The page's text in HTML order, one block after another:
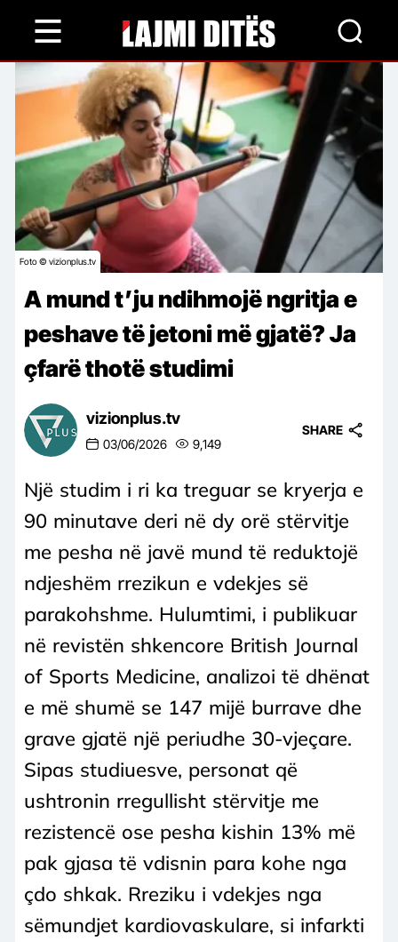
content
Foto © vizionplus.tv
A mund t’ju ndihmojë ngritja e
peshave të jetoni më gjatë? Ja
çfarë thotë studimi
vizionplus.tv
03/06/2026 9,149
SHARE
Një studim i ri ka treguar se kryerja e
90 minutave deri në dy orë stërvitje
me pesha në javë mund të reduktojë
ndjeshëm rrezikun e vdekjes së
parakohshme. Hulumtimi, i publikuar
në revistën shkencore British Journal
of Sports Medicine, analizoi të dhënat
e më shumë se 147 mijë burrave dhe
grave gjatë një periudhe 30-vjeçare.
Sipas studiuesve, personat që
ushtronin rregullisht stërvitje me
rezistencë ose pesha kishin 13% më
pak gjasa të vdisnin para kohe nga
çdo shkak. Rreziku i vdekjes nga
sëmundjet kardiovaskulare, si infarkti